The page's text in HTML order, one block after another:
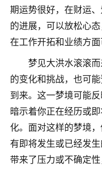
期运势很好，在财运
的进展，可以放松心
在工作开拓和业绩方面
梦见大洪水滚滚
的变化和挑战，也可
到来。这一梦境可能
暗示着你正在经历或
化。面对这样的梦境
有即将发生或已经发
带来了压力或不确定性
鹿森 ：是的，其
触，首先就是心
不由人！
1天前 来自四川
金白水清
我也想找老师看看
鹿森：慧来老师
1天前 来自江西